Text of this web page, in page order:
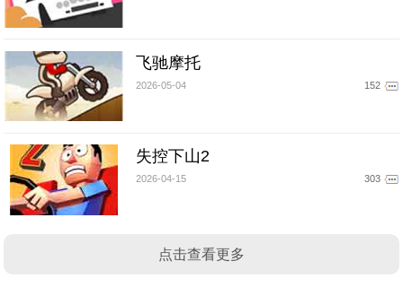
飞驰摩托
2026-05-04 152
失控下山2
2026-04-15 303
点击查看更多